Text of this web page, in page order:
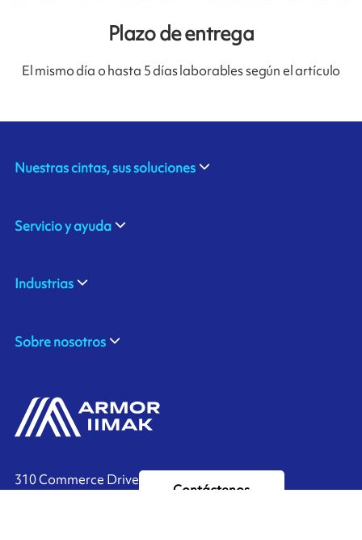
Plazo de entrega
El mismo día o hasta 5 días laborables según el artículo
310 Commerce Drive
Contáctenos
Nuestras cintas, sus soluciones
Servicio y ayuda
Industrias
Sobre nosotros